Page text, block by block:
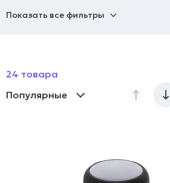
Показать все фильтры
24 товара
Популярные